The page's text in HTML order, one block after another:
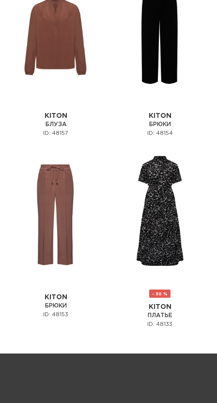
KITON
БЛУЗА
ID: 48157
KITON
БРЮКИ
ID: 48154
KITON
БРЮКИ
ID: 48153
- 30 %
KITON
ПЛАТЬЕ
ID: 48133